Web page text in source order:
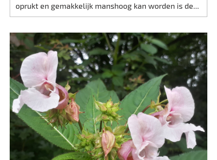
oprukt en gemakkelijk manshoog kan worden is de...